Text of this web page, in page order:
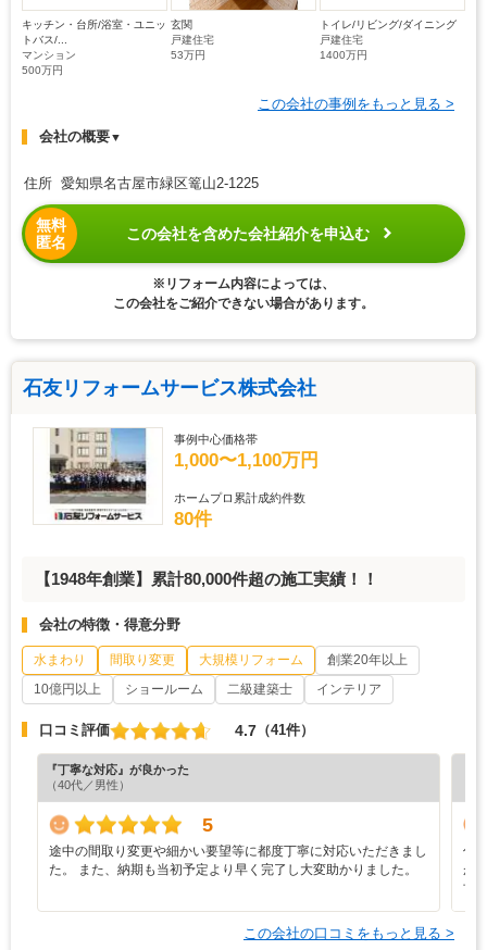
キッチン・台所/浴室・ユニッ
トバス/...
マンション
500万円
玄関
戸建住宅
53万円
トイレ/リビング/ダイニング
戸建住宅
1400万円
この会社の事例をもっと見る >
会社の概要▼
住所 愛知県名古屋市緑区篭山2-1225
無料
匿名
この会社を含めた会社紹介を申込む
※リフォーム内容によっては、
この会社をご紹介できない場合があります。
石友リフォームサービス株式会社
事例中心価格帯
1,000〜1,100万円
ホームプロ累計成約件数
80件
【1948年創業】累計80,000件超の施工実績！！
会社の特徴・得意分野
水まわり 間取り変更 大規模リフォーム
創業20年以上
10億円以上
ショールーム 二級建築士 インテリア
口コミ評価 4.7 （41件）
『丁寧な対応』が良かった
（40代／男性）
5
途中の間取り変更や細かい要望等に都度丁寧に対応いただきまし
た。 また、納期も当初予定より早く完了し大変助かりました。
仕
が
甘
この会社の口コミをもっと見る >